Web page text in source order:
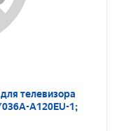
телевизора
A120EU-1;